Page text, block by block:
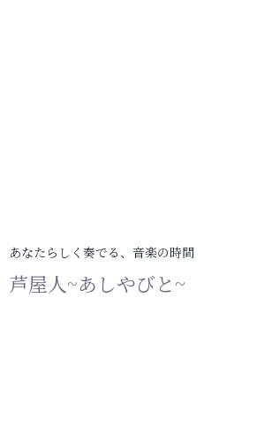
あなたらしく奏でる、音楽の時間
芦屋人~あしやびと~